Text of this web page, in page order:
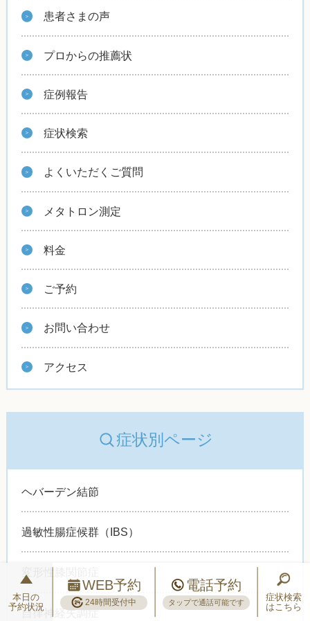
患者さまの声
プロからの推薦状
症例報告
症状検索
よくいただくご質問
メタトロン測定
料金
ご予約
お問い合わせ
アクセス
症状別ページ
ヘバーデン結節
過敏性腸症候群（IBS）
変形性膝関節症
自律神経失調症
本日の
予約状況
WEB予約
24時間受付中
電話予約
タップで通話可能です
症状検索
はこちら